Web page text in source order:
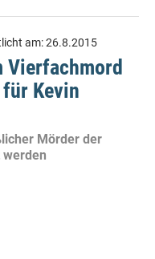
am:26.8.2015
Vierfachmord
Kevin
Mörder der